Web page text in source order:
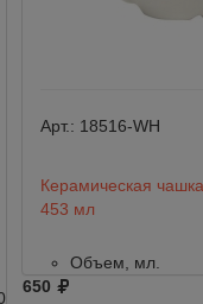
Арт.: 18516-WH
Керамическая
453 мл
Объем, мл.
650